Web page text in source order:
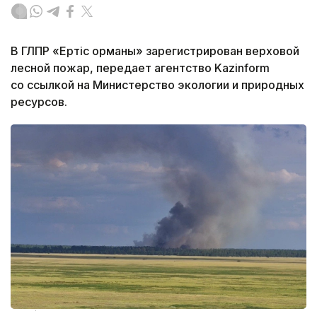
В ГЛПР «Ертіс орманы» зарегистрирован верховой
лесной пожар, передает агентство Kazinform
со ссылкой на Министерство экологии и природных
ресурсов.